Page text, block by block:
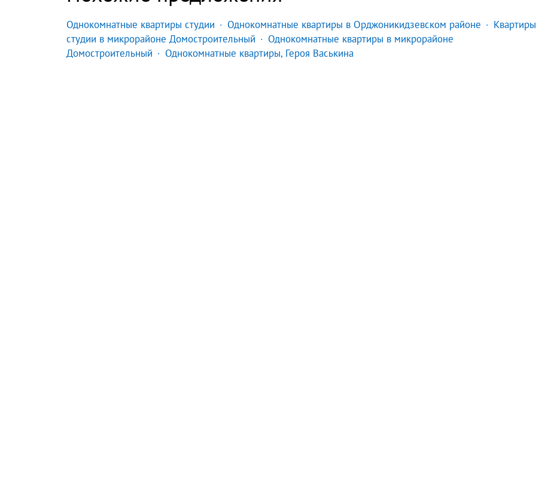
Однокомнатные квартиры студии Однокомнатные квартиры в Орджоникидзевском районе
Квартиры
студии в микрорайоне Домостроительный
Однокомнатные квартиры в микрорайоне
Домостроительный
Однокомнатные квартиры, Героя Васькина